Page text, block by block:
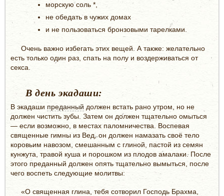
морскую соль *,
не обедать в чужих домах
и не пользоваться бронзовыми тарелками.
Очень важно избегать этих вещей. А также: желательно
есть только один раз, спать на полу и воздерживаться от
секса.
В день экадаши:
В экадаши преданный должен встать рано утром, но не
должен чистить зубы. Затем он должен тщательно омыться
— если возможно, в местах паломничества. Воспевая
священные гимны из Вед, он должен намазать своё тело
коровьим навозом, смешанным с глиной, пастой из семян
кунжута, травой куша и порошком из плодов амалаки. После
этого преданный должен опять тщательно вымыться, после
чего воспеть следующие молитвы:
«О священная глина, тебя сотворил Господь Брахма,